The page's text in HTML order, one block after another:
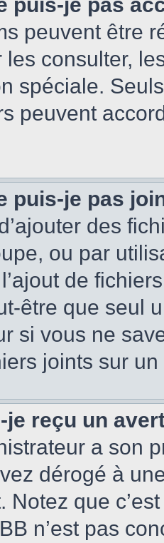
peuvent être
consulter,
spéciale.
peuvent
puis-je pas
des
ou par
de
être que seul
si vous ne
joints sur un
je reçu un
a son
dérogé à
Notez que
n’est pas